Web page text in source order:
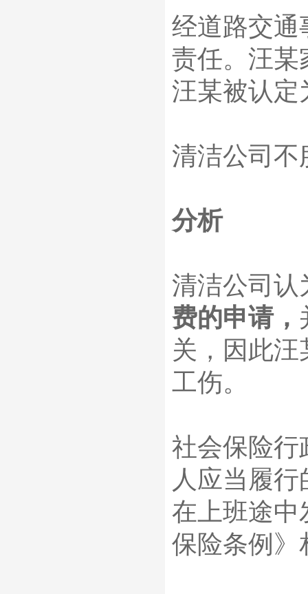
经道路交通
责任。汪某
汪某被认定
清洁公司不
分析
清洁公司认
费的申请，
关，因此
工伤。
社会保险行
人应当履
在上班途中
保险条例》